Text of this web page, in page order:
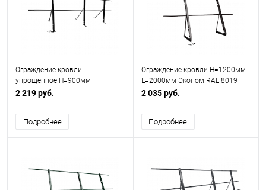
Ограждение кровли
упрощенное H=900мм
L=3000мм Zn RAL 9005
2 219 руб.
Подробнее
Ограждение кровли H=1200мм
L=2000мм Эконом RAL 8019
2 035 руб.
Подробнее